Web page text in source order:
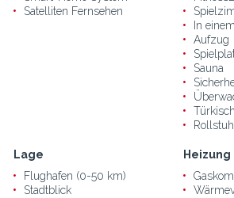
Satelliten Fernsehen
In
Aufzug
Sauna
Lage
Flughafen (0-50 km)
Stadtblick
Heizung